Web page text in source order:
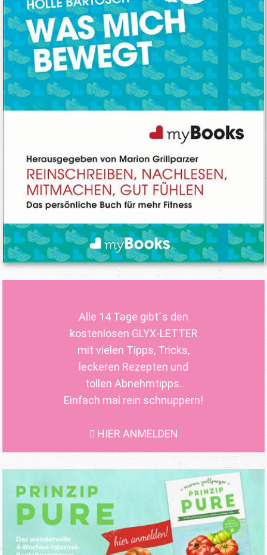
Alle 14 Tage gibt´s den
kostenlosen GLYX-LETTER
mit vielen Tipps, Tricks,
leckeren Rezepten und
tollen Abnehmtipps.
Einfach mal rein schnuppern!
HIER ANMELDEN